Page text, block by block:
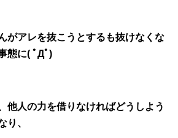
がアレを抜こうとするも抜けなくな
態に( ﾟДﾟ)
他人の力を借りなければどうしよう
り、